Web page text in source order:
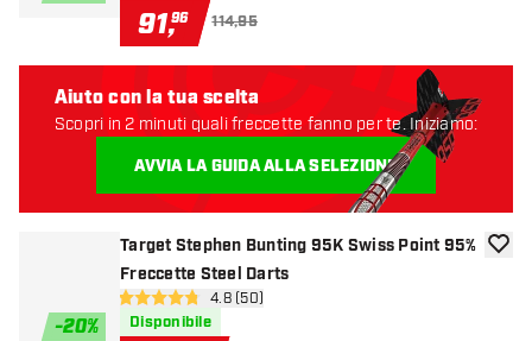
91,96 114,95
-20%
Target Stephen Bunting 95K Swiss Point 95%
Freccette Steel Darts
apri pannello recensioni
4.8 stelle di valutazione
4.8 (50)
Disponibile
Aiuto con la tua scelta
Scopri in 2 minuti quali freccette fanno per te. Iniziamo:
AVVIA LA GUIDA ALLA SELEZIONE